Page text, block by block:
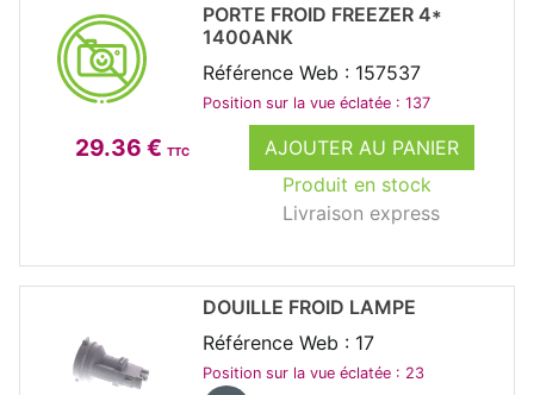
29.36 € TTC
AJOUTER AU PANIER
Produit en stock
Livraison express
PORTE FROID FREEZER 4*
1400ANK
Référence Web : 157537
Position sur la vue éclatée : 137
DOUILLE FROID LAMPE
Référence Web : 17
Position sur la vue éclatée : 23